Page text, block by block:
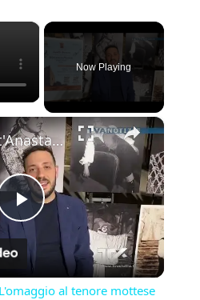
×
Now Playing
×
Play
Video
Motta Sant'Anastasia. L'omaggio al tenore mottese Giuseppe Di Stefano nel giorno della sua nascita.
al tenore mottese